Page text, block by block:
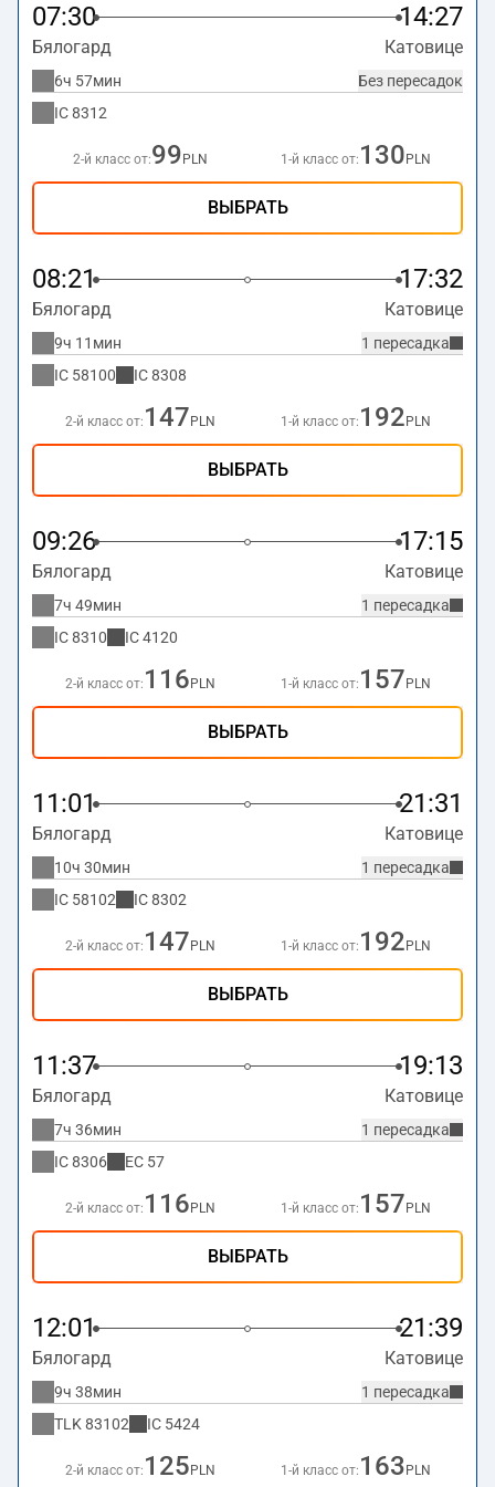
Katowice
07:30 14:27
Бялогард Катовице
Без пересадок
6ч 57мин
IC8312
2-й класс от:99 PLN 1-й класс от: 130 PLN
ВЫБРАТЬ
08:21 17:32
Бялогард Катовице
1 пересадка
9ч 11мин
IC 58100 IC8308
2-й класс от: 147 PLN 1-й класс от: 192 PLN
ВЫБРАТЬ
09:26 17:15
Бялогард Катовице
1 пересадка
7ч 49мин
IC8310 IC4120
2-й класс от: 116 PLN 1-й класс от: 157 PLN
ВЫБРАТЬ
11:01 21:31
Бялогард Катовице
1 пересадка
10ч 30мин
IC 58102 IC8302
2-й класс от: 147 PLN 1-й класс от: 192 PLN
ВЫБРАТЬ
11:37 19:13
Бялогард Катовице
1 пересадка
7ч 36мин
IC8306 EC 57
2-й класс от: 116 PLN 1-й класс от: 157 PLN
ВЫБРАТЬ
12:01 21:39
Бялогард Катовице
1 пересадка
9ч 38мин
TLK 83102 IC 5424
2-й класс от: 125 PLN 1-й класс от: 163 PLN